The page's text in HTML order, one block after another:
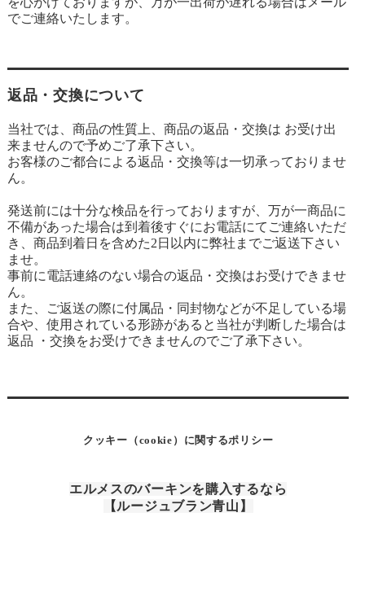
でご連絡いたします。
返品・交換について
当社では、商品の性質上、商品の返品・交換は お受け出
来ませんので予めご了承下さい。
お客様のご都合による返品・交換等は一切承っておりませ
ん。
発送前には十分な検品を行っておりますが、万が一商品に
不備があった場合は到着後すぐにお電話にてご連絡いただ
き、商品到着日を含めた2日以内に弊社までご返送下さい
ませ。
事前に電話連絡のない場合の返品・交換はお受けできませ
ん。
また、ご返送の際に付属品・同封物などが不足している場
合や、使用されている形跡があると当社が判断した場合は
返品 ・交換をお受けできませんのでご了承下さい。
クッキー（cookie）に関するポリシー
エルメスのバーキンを購入するなら
【ルージュブラン青山】